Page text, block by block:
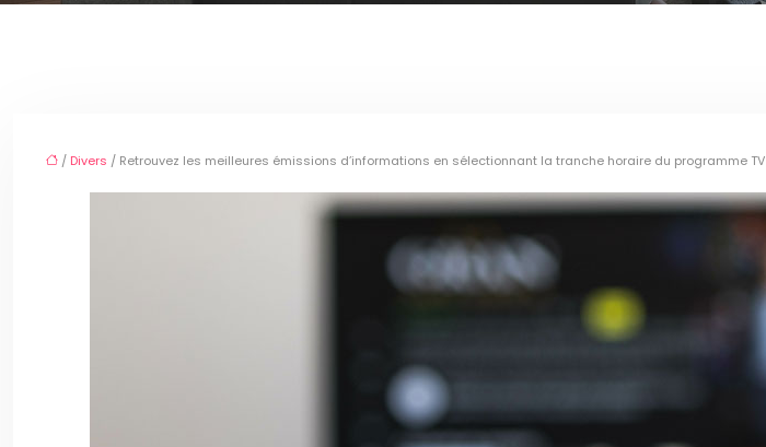
/ Divers / Retrouvez les meilleures émissions d’informations en sélectionnant la tranche horaire du programme TV